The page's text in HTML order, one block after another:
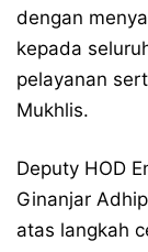
dengan
kepada
pelayanan
Mukhlis.
Deputy HOD
Ginanjar
atas langkah